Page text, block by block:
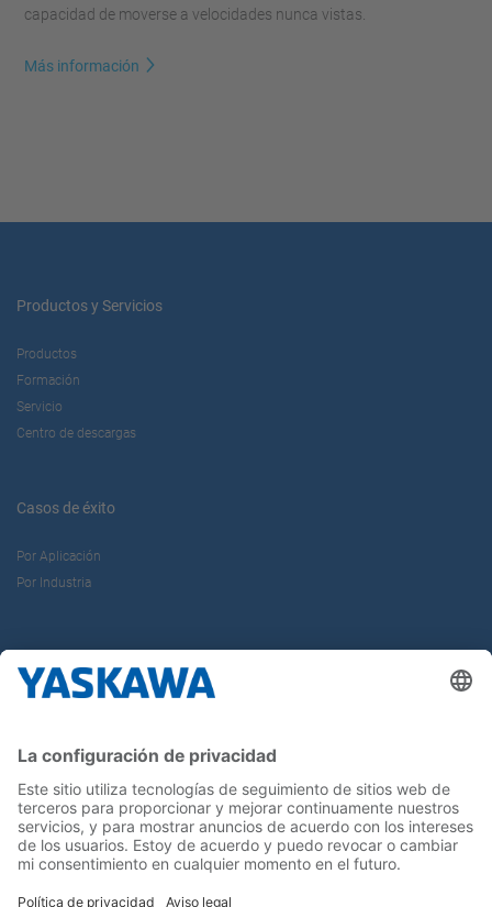
capacidad de moverse a velocidades nunca vistas.
Más información
Productos y Servicios
Productos
Formación
Servicio
Centro de descargas
Casos de éxito
Por Aplicación
Por Industria
Contacto
¡Síguenos!